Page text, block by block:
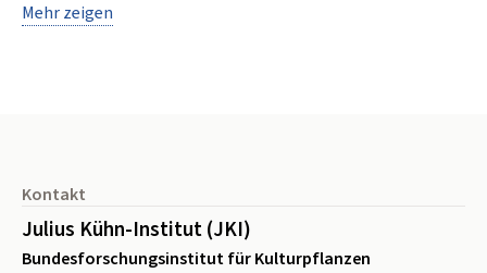
Mehr zeigen
Kontakt
Julius Kühn-Institut (JKI)
Bundesforschungsinstitut für Kulturpflanzen